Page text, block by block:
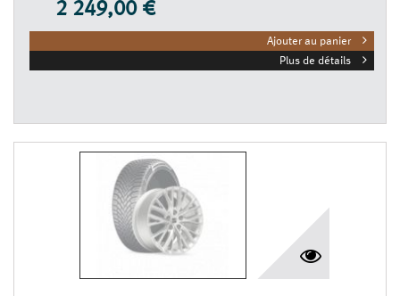
2 249,00 €
Ajouter au panier
Plus de détails